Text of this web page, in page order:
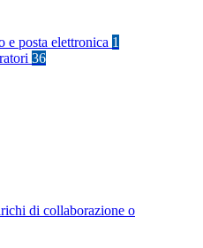
e posta elettronica 1
36
di collaborazione o